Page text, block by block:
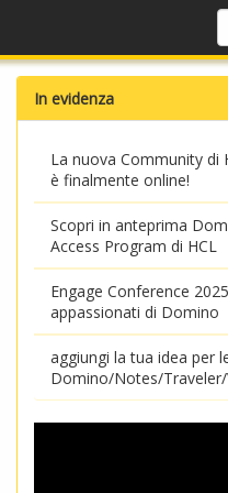
In evidenza
La nuova Community di
è finalmente online!
Scopri in anteprima
Access Program di HCL
Engage Conference
appassionati di Domino
aggiungi la tua idea per
Domino/Notes/